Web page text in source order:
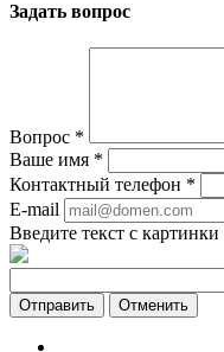
Задать вопрос
Вопрос *
Ваше имя *
Контактный телефон *
E-mail
Введите текст с картинки
Отменить